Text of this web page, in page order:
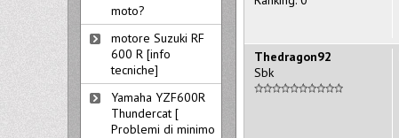
Thedragon92
Sbk
moto?
motore Suzuki RF
600 R [info
tecniche]
Yamaha YZF600R
Thundercat [
Problemi di minimo